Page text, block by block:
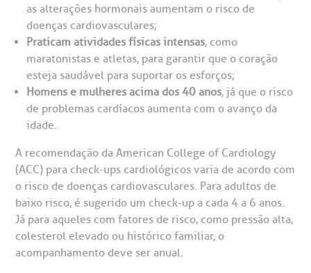
Saiba mais
Endereço:
R. Colômbia, 332
CEP: 01438-000 | Jardim Paulista
São Paulo - SP
de Sangue
de órgãos
de cuidado
e perdidos
as alterações hormonais aumentam o risco de
doenças cardiovasculares;
Praticam atividades físicas intensas, como
maratonistas e atletas, para garantir que o coração
esteja saudável para suportar os esforços;
Homens e mulheres acima dos 40 anos, já que o risco
de problemas cardíacos aumenta com o avanço da
idade.
A recomendação da American College of Cardiology
(ACC) para check-ups cardiológicos varia de acordo com
o risco de doenças cardiovasculares. Para adultos de
baixo risco, é sugerido um check-up a cada 4 a 6 anos.
Já para aqueles com fatores de risco, como pressão alta,
colesterol elevado ou histórico familiar, o
acompanhamento deve ser anual.